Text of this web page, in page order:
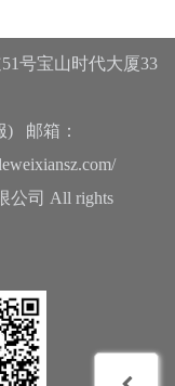
号宝山时代大厦33
) 邮箱：
公司 All rights